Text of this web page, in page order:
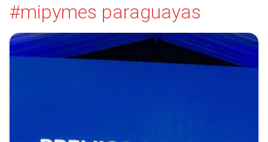
#mipymes paraguayas